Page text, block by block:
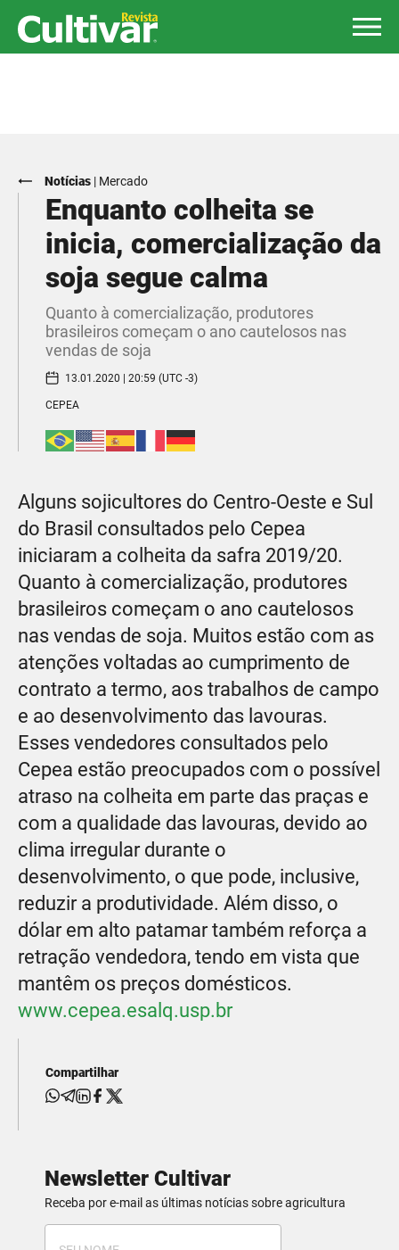
Notícias | Mercado
Enquanto colheita se
inicia, comercialização da
soja segue calma
Quanto à comercialização, produtores
brasileiros começam o ano cautelosos nas
vendas de soja
13.01.2020 | 20:59 (UTC -3)
CEPEA
Alguns sojicultores do Centro-Oeste e Sul
do Brasil consultados pelo Cepea
iniciaram a colheita da safra 2019/20.
Quanto à comercialização, produtores
brasileiros começam o ano cautelosos
nas vendas de soja. Muitos estão com as
atenções voltadas ao cumprimento de
contrato a termo, aos trabalhos de campo
e ao desenvolvimento das lavouras.
Esses vendedores consultados pelo
Cepea estão preocupados com o possível
atraso na colheita em parte das praças e
com a qualidade das lavouras, devido ao
clima irregular durante o
desenvolvimento, o que pode, inclusive,
reduzir a produtividade. Além disso, o
dólar em alto patamar também reforça a
retração vendedora, tendo em vista que
mantêm os preços domésticos.
www.cepea.esalq.usp.br
Compartilhar
Newsletter Cultivar
Receba por e-mail as últimas notícias sobre agricultura